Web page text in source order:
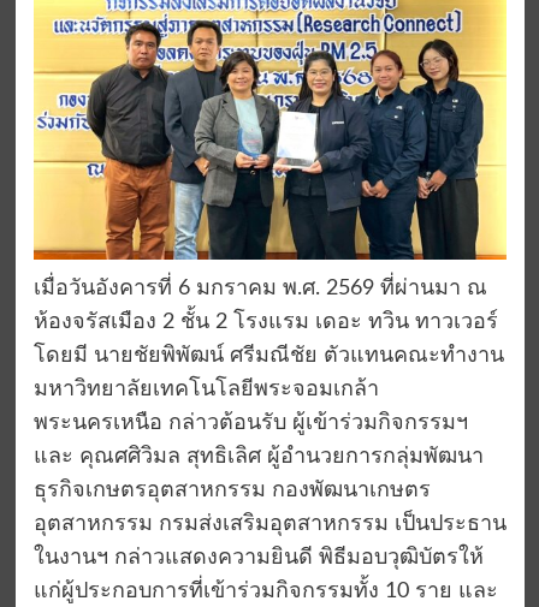
เมื่อวันอังคารที่ 6 มกราคม พ.ศ. 2569 ที่ผ่านมา ณ
ห้องจรัสเมือง 2 ชั้น 2 โรงแรม เดอะ ทวิน ทาวเวอร์
โดยมี นายชัยพิพัฒน์ ศรีมณีชัย ตัวแทนคณะทำงาน
มหาวิทยาลัยเทคโนโลยีพระจอมเกล้า
พระนครเหนือ กล่าวต้อนรับ ผู้เข้าร่วมกิจกรรมฯ
และ คุณศศิวิมล สุทธิเลิศ ผู้อำนวยการกลุ่มพัฒนา
ธุรกิจเกษตรอุตสาหกรรม กองพัฒนาเกษตร
อุตสาหกรรม กรมส่งเสริมอุตสาหกรรม เป็นประธาน
ในงานฯ กล่าวแสดงความยินดี พิธีมอบวุฒิบัตรให้
แก่ผู้ประกอบการที่เข้าร่วมกิจกรรมทั้ง 10 ราย และ